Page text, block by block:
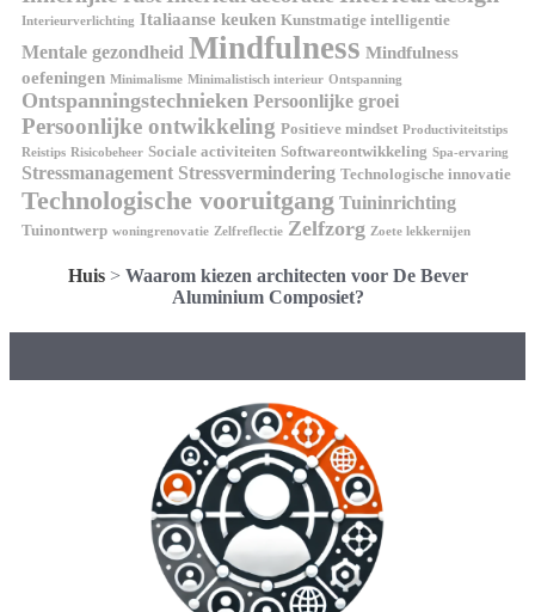
Interieurverlichting Italiaanse keuken Kunstmatige intelligentie
Mentale gezondheid Mindfulness Mindfulness
oefeningen Minimalisme Minimalistisch interieur Ontspanning
Ontspanningstechnieken Persoonlijke groei
Persoonlijke ontwikkeling Positieve mindset Productiviteitstips
Reistips Risicobeheer Sociale activiteiten Softwareontwikkeling Spa-ervaring
Stressmanagement Stressvermindering Technologische innovatie
Technologische vooruitgang Tuininrichting
Tuinontwerp woningrenovatie Zelfreflectie Zelfzorg Zoete lekkernijen
Huis> Waarom kiezen architecten voor De Bever
Aluminium Composiet?